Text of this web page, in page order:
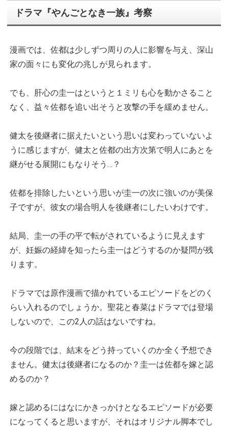
ドラマ『やんごとなき一族』考察
漫画では、佐都は少しずつ周りの人に影響を与え、深山
家の面々にも変化の兆しが見られます。
でも、肝心の圭一はというと１ミリも心を動かさること
なく、益々佐都を追い出そうと攻撃の手を緩めません。
健太を後継者に据えたいという思いは変わっていないよ
うに感じますが、健太と佐都の出方次第で明人にあとを
継がせる展開にもなりそう…？
佐都を排除したいという思いが圭一の次に強いのが美保
子ですが、彼女の場合明人を後継者にしたいわけです。
結局、圭一の手の平で転がされているように見えます
が、妊娠の経緯を知ったら圭一はどうするのか疑問が残
ります。
ドラマでは原作漫画で描かれているエピソードをどのく
らい入れるのでしょうか。聖花と春菜はドラマでは登場
しないので、この2人の話はないですね。
今の段階では、結末をどう持っていくのか全く予想でき
ません。健太は後継者になるのか？圭一は佐都を嫁と認
めるのか？
嫁と認めるにはなにかきっかけとなるエピソードが必要
になってくると思いますが、それはオリジナル脚本でし